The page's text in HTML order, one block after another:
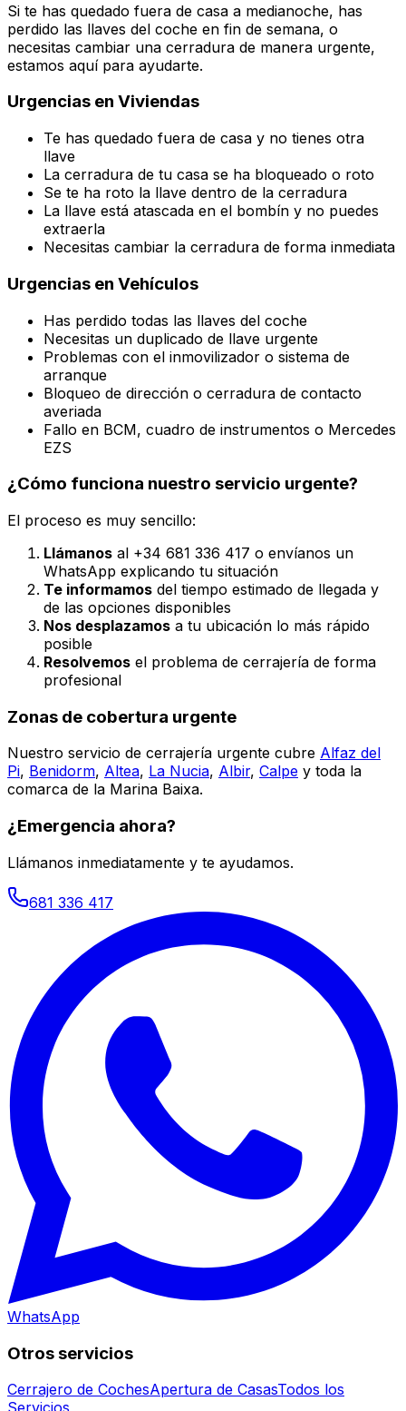
Si te has quedado fuera de casa a medianoche, has
perdido las llaves del coche en fin de semana, o
necesitas cambiar una cerradura de manera urgente,
estamos aquí para ayudarte.
Urgencias en Viviendas
Te has quedado fuera de casa y no tienes otra
llave
La cerradura de tu casa se ha bloqueado o roto
Se te ha roto la llave dentro de la cerradura
La llave está atascada en el bombín y no puedes
extraerla
Necesitas cambiar la cerradura de forma inmediata
Urgencias en Vehículos
Has perdido todas las llaves del coche
Necesitas un duplicado de llave urgente
Problemas con el inmovilizador o sistema de
arranque
Bloqueo de dirección o cerradura de contacto
averiada
Fallo en BCM, cuadro de instrumentos o Mercedes
EZS
¿Cómo funciona nuestro servicio urgente?
El proceso es muy sencillo:
Llámanos al +34 681 336 417 o envíanos un
WhatsApp explicando tu situación
Te informamos del tiempo estimado de llegada y
de las opciones disponibles
Nos desplazamos a tu ubicación lo más rápido
posible
Resolvemos el problema de cerrajería de forma
profesional
Zonas de cobertura urgente
Nuestro servicio de cerrajería urgente cubre Alfaz del
Pi, Benidorm, Altea, La Nucia, Albir, Calpe y toda la
comarca de la Marina Baixa.
¿Emergencia ahora?
Llámanos inmediatamente y te ayudamos.
681 336 417
WhatsApp
Otros servicios
Cerrajero de CochesApertura de CasasTodos los